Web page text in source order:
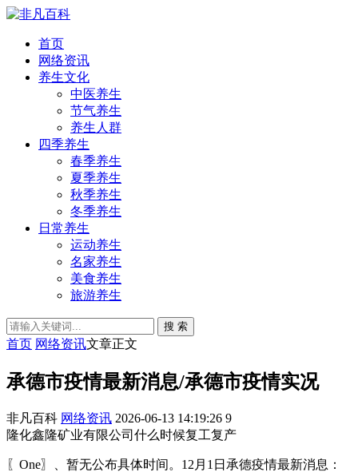
首页
网络资讯
养生文化
中医养生
节气养生
养生人群
四季养生
春季养生
夏季养生
秋季养生
冬季养生
日常养生
运动养生
名家养生
美食养生
旅游养生
搜 索
首页 网络资讯文章正文
承德市疫情最新消息/承德市疫情实况
非凡百科 网络资讯 2026-06-13 14:19:26 9
隆化鑫隆矿业有限公司什么时候复工复产
〖One〗、暂无公布具体时间。12月1日承德疫情最新消息：